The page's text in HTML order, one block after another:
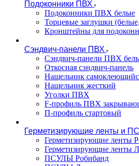
Подоконники ПВХ
Подоконники ПВХ белые
Торцевые заглушки
Кронштейны для
Сэндвич-панели ПВХ
Сэндвич-панели ПВХ
Откосная сэндвич-панель
Нащельник
Нащельник жесткий
Уголки ПВХ
F-профиль ПВХ
П-профиль стартовый
Герметизирующие ленты и
Герметизирующие ленты
Герметизирующие ленты
ПСУЛЫ Робибанд